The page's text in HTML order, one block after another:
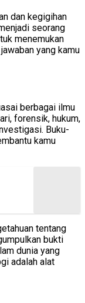
dan kegigihan
seorang
menemukan
yang kamu
berbagai ilmu
forensik, hukum,
Buku-
kamu
tentang
bukti
dunia yang
adalah alat